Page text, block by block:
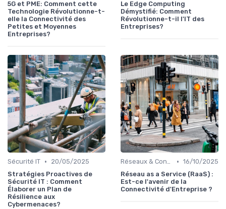
5G et PME: Comment cette
Technologie Révolutionne-t-
elle la Connectivité des
Petites et Moyennes
Entreprises?
Le Edge Computing
Démystifié: Comment
Révolutionne-t-il l'IT des
Entreprises?
Sécurité IT •
20/05/2025
Stratégies Proactives de
Sécurité IT : Comment
Élaborer un Plan de
Résilience aux
Cybermenaces?
Réseaux & Connectivité • 16/10/2025
Réseau as a Service (RaaS) :
Est-ce l'avenir de la
Connectivité d'Entreprise ?